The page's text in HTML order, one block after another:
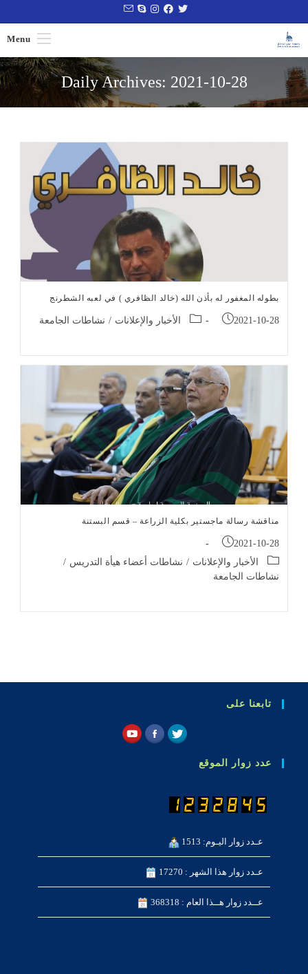
to
content
Menu
Daily Archives: 2021-10-28
بطوله المغفور له بأذن الله (خالد الظافري ) في لعبه الشطرنج
Post
2021-10-28
Post
الأخبار والإعلانات / نشاطات الجامعة
مناقشة رسالة ماجستير بكلية الزراعة – قسم البستنة
Post
published:
2021-10-28
Post
category:
الأخبار والإعلانات / نشاطات أعضاء هيأة التدريس /
نشاطات الجامعة
تابعنا على
عدد زوار الموقع
عـدد زوار اليـوم: 1513
عـدد زوار هذا الشهر : 17270
عــدد زوار هــذا العام : 368318